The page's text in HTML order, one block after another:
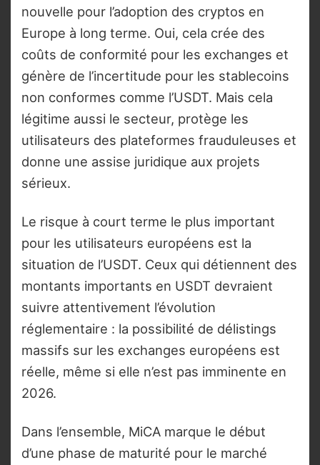
nouvelle pour l’adoption des cryptos en
Europe à long terme. Oui, cela crée des
coûts de conformité pour les exchanges et
génère de l’incertitude pour les stablecoins
non conformes comme l’USDT. Mais cela
légitime aussi le secteur, protège les
utilisateurs des plateformes frauduleuses et
donne une assise juridique aux projets
sérieux.
Le risque à court terme le plus important
pour les utilisateurs européens est la
situation de l’USDT. Ceux qui détiennent des
montants importants en USDT devraient
suivre attentivement l’évolution
réglementaire : la possibilité de délistings
massifs sur les exchanges européens est
réelle, même si elle n’est pas imminente en
2026.
Dans l’ensemble, MiCA marque le début
d’une phase de maturité pour le marché